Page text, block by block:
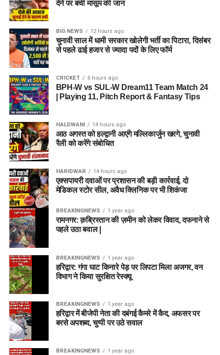
देने पर बची मासूम की जान
BIG NEWS 12 hours ago
चुनावी साल में धामी सरकार खोलेगी भर्ती का पिटारा, दिसंबर
से पहले ढाई हजार से ज्यादा पदों के लिए फॉर्म
CRICKET 6 hours ago
BPH-W vs SUL-W Dream11 Team Match 24
| Playing 11, Pitch Report & Fantasy Tips
HALDWANI 14 hours ago
आठ अगस्त को हल्द्वानी आएंगे मल्लिकार्जुन खरगे, चुनावी
रैली को करेंगे संबोधित
HARIDWAR 14 hours ago
एक्सपायरी दवाओं पर प्रशासन की बड़ी कार्रवाई, दो
मेडिकल स्टोर सील, अवैध क्लिनिक पर भी शिकंजा
BREAKINGNEWS 1 year ago
रामनगर: क़ब्रिस्तान की ज़मीन को लेकर विवाद, दफनाने से
पहले उठा बवाल |
BREAKINGNEWS 1 year ago
हरिद्वार: गंगा घाट किनारे पेड़ पर लिपटा मिला अजगर, वन
विभाग ने किया सुरक्षित रेस्क्यू
BREAKINGNEWS 1 year ago
हरिद्वार में बीजेपी नेता की दबंगई कैमरे में कैद, अफसर पर
बरसे अपशब्द, चुप्पी पर उठे सवाल
BREAKINGNEWS 1 year ago